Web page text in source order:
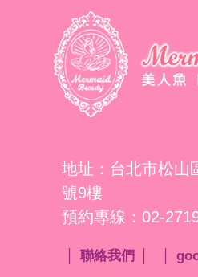
地址：台北市松山
號9樓
預約專線：02-
聯絡我們